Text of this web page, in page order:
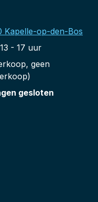
Kapelle-op-den-Bos
- 17 uur
geen
gesloten